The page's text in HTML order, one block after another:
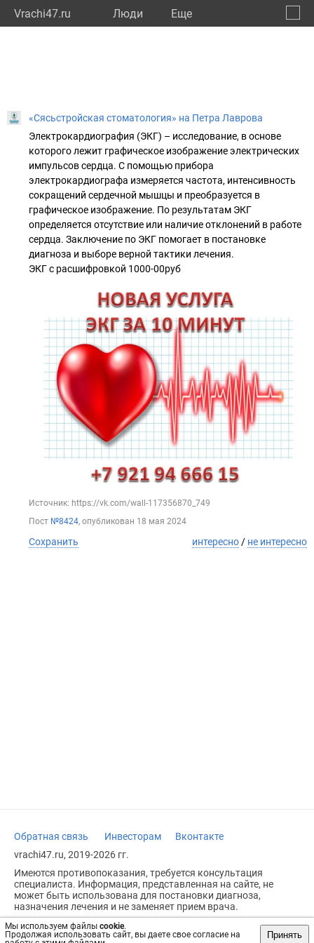
Vrachi47.ru Люди Eще
Мы используем файлы cookie.
Продолжая использовать сайт, вы даете свое согласие на
Принять
«Сясьстройская стоматология» на Петра Лаврова
Электрокардиография (ЭКГ) – исследование, в основе
которого лежит графическое изображение электрических
импульсов сердца. С помощью прибора
электрокардиографа измеряется частота, интенсивность
сокращений сердечной мышцы и преобразуется в
графическое изображение. По результатам ЭКГ
определяется отсутствие или наличие отклонений в работе
сердца. Заключение по ЭКГ помогает в постановке
диагноза и выборе верной тактики лечения.
ЭКГ с расшифровкой 1000-00руб
Источник: https://vk.com/wall-117356870_749
Пост №8424, опубликован 18 мая 2024
Сохранить интересно / не интересно
Обратная связь Инвесторам
Вконтакте
vrachi47.ru, 2019-2026 гг.
Имеются противопоказания, требуется консультация
специалиста. Информация, представленная на сайте, не
может быть использована для постановки диагноза,
назначения лечения и не заменяет прием врача.
Возрастное ограничение: 18+